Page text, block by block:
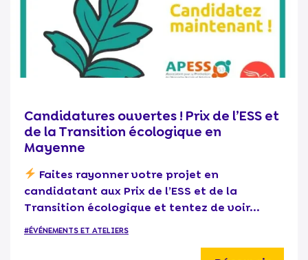
Candidatures ouvertes ! Prix de l’ESS et
de la Transition écologique en
Mayenne
Faites rayonner votre projet en
candidatant aux Prix de l’ESS et de la
Transition écologique et tentez de voir...
#ÉVÉNEMENTS ET ATELIERS